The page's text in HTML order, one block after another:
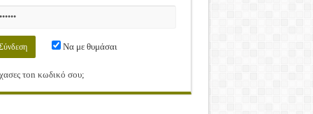
Να με θυμάσαι
τοn κωδικό σου;